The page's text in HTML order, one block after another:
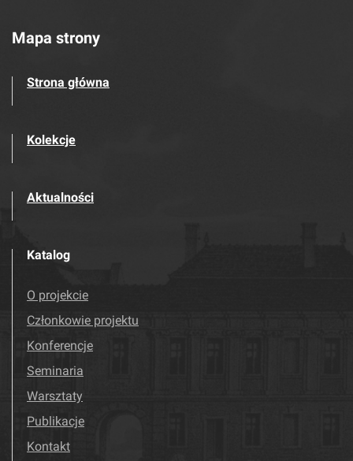
Mapa strony
Strona główna
Kolekcje
Aktualności
Katalog
O projekcie
Członkowie projektu
Konferencje
Seminaria
Warsztaty
Publikacje
Kontakt